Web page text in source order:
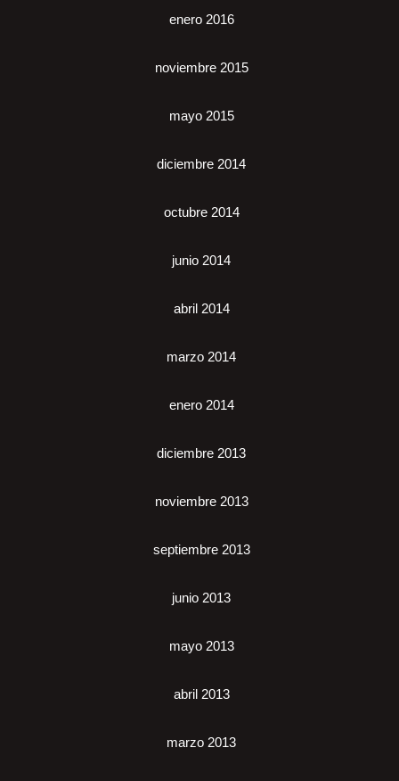
enero 2016
noviembre 2015
mayo 2015
diciembre 2014
octubre 2014
junio 2014
abril 2014
marzo 2014
enero 2014
diciembre 2013
noviembre 2013
septiembre 2013
junio 2013
mayo 2013
abril 2013
marzo 2013